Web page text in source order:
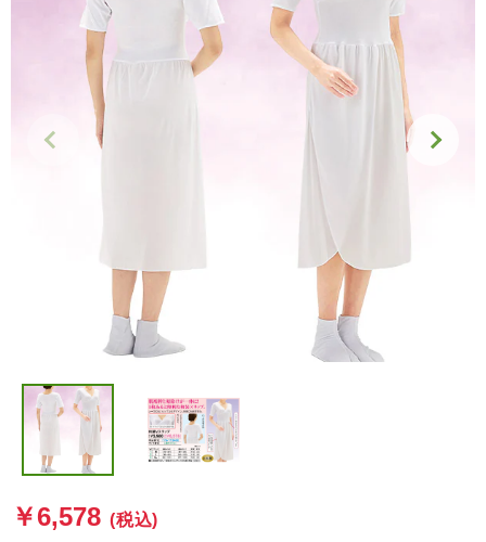
￥6,578 (税込)